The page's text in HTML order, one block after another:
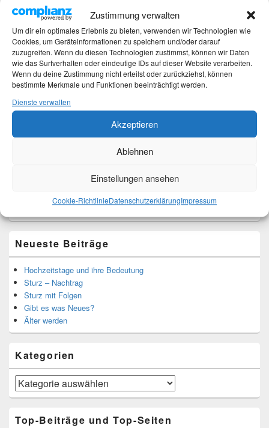
Zustimmung verwalten
Um dir ein optimales Erlebnis zu bieten, verwenden wir Technologien wie
Cookies, um Geräteinformationen zu speichern und/oder darauf
zuzugreifen. Wenn du diesen Technologien zustimmst, können wir Daten
wie das Surfverhalten oder eindeutige IDs auf dieser Website verarbeiten.
Wenn du deine Zustimmung nicht erteilst oder zurückziehst, können
bestimmte Merkmale und Funktionen beeinträchtigt werden.
Dienste verwalten
Akzeptieren
Ablehnen
Einstellungen ansehen
Cookie-RichtlinieDatenschutzerklärungImpressum
Neueste Beiträge
Hochzeitstage und ihre Bedeutung
Sturz – Nachtrag
Sturz mit Folgen
Gibt es was Neues?
Älter werden
Kategorien
Kategorien
Top-Beiträge und Top-Seiten